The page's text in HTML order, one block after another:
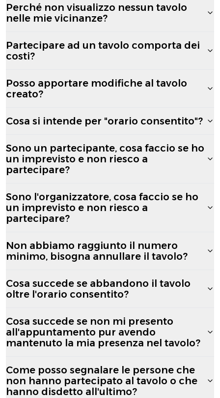
Perché non visualizzo nessun tavolo
nelle mie vicinanze?
Partecipare ad un tavolo comporta dei
costi?
Posso apportare modifiche al tavolo
creato?
Cosa si intende per "orario consentito"?
Sono un partecipante, cosa faccio se ho
un imprevisto e non riesco a
partecipare?
Sono l'organizzatore, cosa faccio se ho
un imprevisto e non riesco a
partecipare?
Non abbiamo raggiunto il numero
minimo, bisogna annullare il tavolo?
Cosa succede se abbandono il tavolo
oltre l'orario consentito?
Cosa succede se non mi presento
all'appuntamento pur avendo
mantenuto la mia presenza nel tavolo?
Come posso segnalare le persone che
non hanno partecipato al tavolo o che
hanno disdetto all'ultimo?